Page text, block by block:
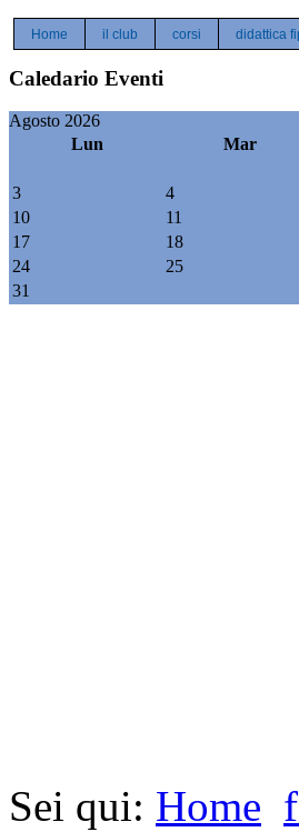
Home il club corsi didattica
Caledario Eventi
Agosto 2026
Lun
Mar
3 4
10
11
17
18
24
25
31
Sei qui: Home